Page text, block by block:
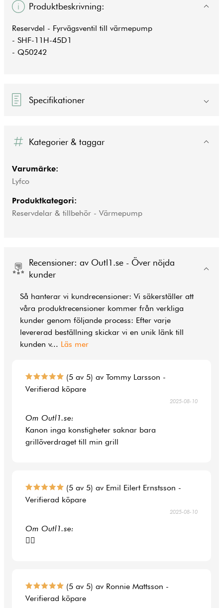
Produktbeskrivning:
Reservdel - Fyrvägsventil till värmepump
- SHF-11H-45D1
- Q50242
Specifikationer
Kategorier & taggar
Varumärke:
Lyfco
Produktkategori:
Reservdelar & tillbehör - Värmepump
Recensioner: av Outl1.se - Över nöjda
kunder
Så hanterar vi kundrecensioner: Vi säkerställer att
våra produktrecensioner kommer från verkliga
kunder genom följande process: Efter varje
levererad beställning skickar vi en unik länk till
kunden v... Läs mer
(5 av 5) av Tommy Larsson -
Verifierad köpare
2025-08-10
Om Outl1.se:
Kanon inga konstigheter saknar bara
grillöverdraget till min grill
(5 av 5) av Emil Eilert Ernstsson -
Verifierad köpare
2025-08-10
Om Outl1.se:
👍🏻
(5 av 5) av Ronnie Mattsson -
Verifierad köpare